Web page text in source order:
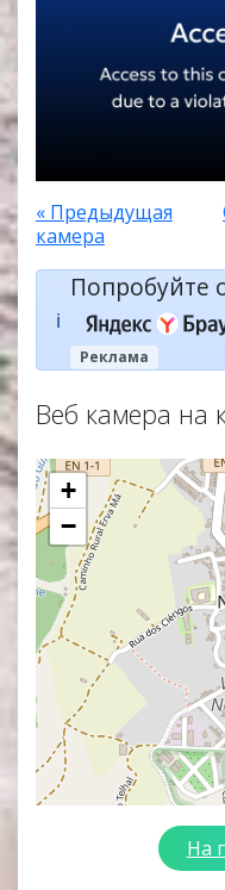
« Предыдущая
камера
ℹ️
Попробуйте
Реклама
Веб камера на
+
−
На